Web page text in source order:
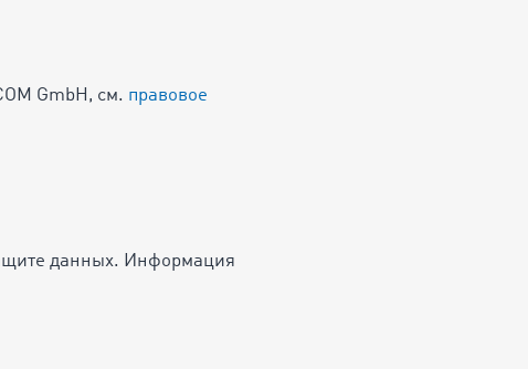
GmbH, см. правовое
данных. Информация